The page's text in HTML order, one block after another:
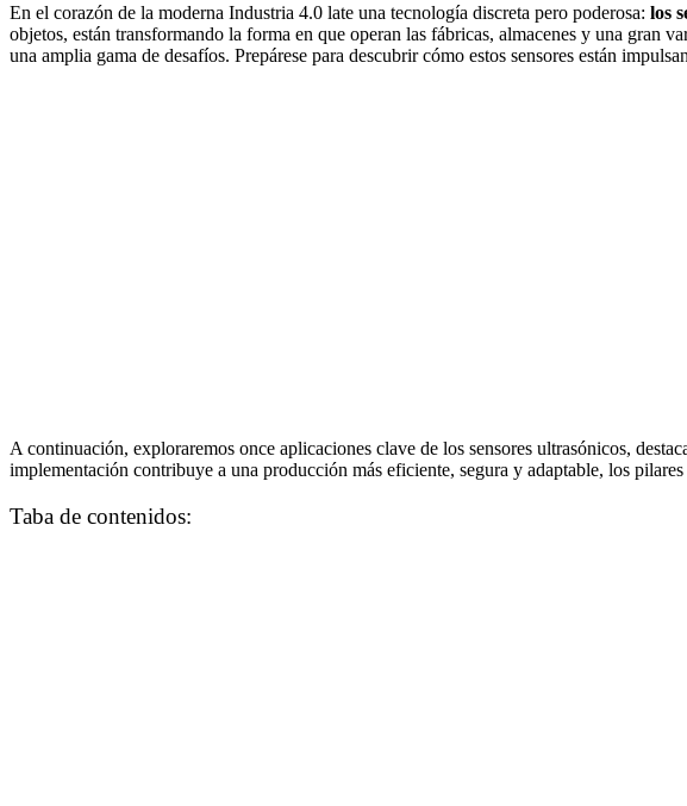
En el corazón de la moderna Industria 4.0 late una tecnología discreta pero poderosa: los
objetos, están transformando la forma en que operan las fábricas, almacenes y una gran
una amplia gama de desafíos. Prepárese para descubrir cómo estos sensores están
A continuación, exploraremos once aplicaciones clave de los sensores ultrasónicos,
implementación contribuye a una producción más eficiente, segura y adaptable, los
Taba de contenidos: